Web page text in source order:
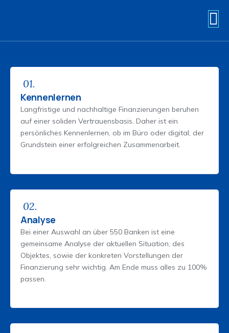
01.
Kennenlernen
Langfristige und nachhaltige Finanzierungen beruhen
auf einer soliden Vertrauensbasis. Daher ist ein
persönliches Kennenlernen, ob im Büro oder digital, der
Grundstein einer erfolgreichen Zusammenarbeit.
02.
Analyse
Bei einer Auswahl an über 550 Banken ist eine
gemeinsame Analyse der aktuellen Situation, des
Objektes, sowie der konkreten Vorstellungen der
Finanzierung sehr wichtig. Am Ende muss alles zu 100%
passen.